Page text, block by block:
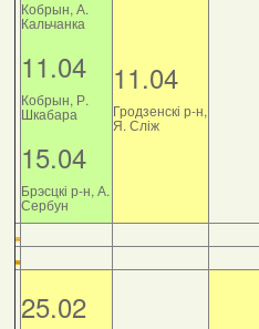
Кобрын, А.
Кальчанка
11.04
Кобрын, Р.
Шкабара
15.04
Брэсцкі р-н, А.
Сербун
11.04
Гродзенскі р-н,
Я. Сліж
25.02